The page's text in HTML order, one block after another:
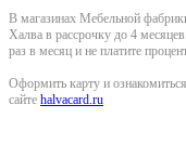
В магазинах Мебельной
Халва в рассрочку до 4
раз в месяц и не платите
Оформить карту и
сайте halvacard.ru